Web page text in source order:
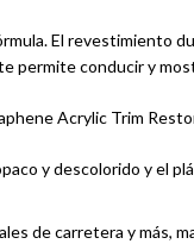
El revestimiento
permite conducir y
Acrylic Trim
y descolorido y el
de carretera y más,